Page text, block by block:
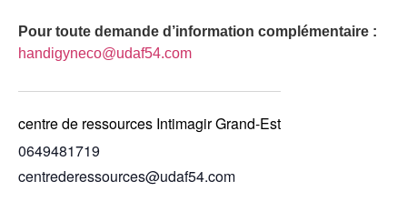
Pour toute demande d’information complémentaire :
handigyneco@udaf54.com
centre de ressources Intimagir Grand-Est
0649481719
centrederessources@udaf54.com